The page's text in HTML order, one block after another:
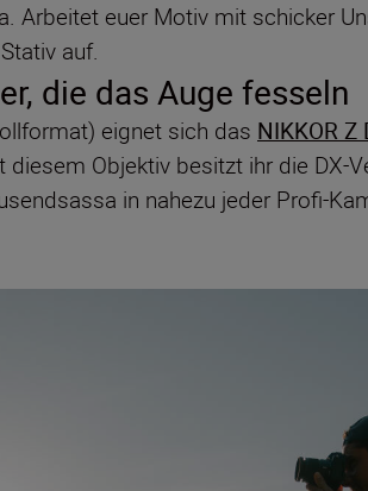
Arbeitet euer Motiv mit schicker
auf.
die das Auge fesseln
eignet sich das NIKKOR
Objektiv besitzt ihr die DX-
in nahezu jeder Profi-